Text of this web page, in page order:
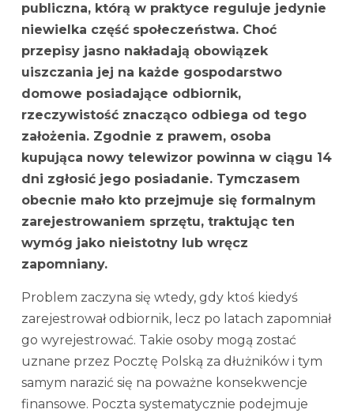
publiczna, którą w praktyce reguluje jedynie
niewielka część społeczeństwa. Choć
przepisy jasno nakładają obowiązek
uiszczania jej na każde gospodarstwo
domowe posiadające odbiornik,
rzeczywistość znacząco odbiega od tego
założenia. Zgodnie z prawem, osoba
kupująca nowy telewizor powinna w ciągu 14
dni zgłosić jego posiadanie. Tymczasem
obecnie mało kto przejmuje się formalnym
zarejestrowaniem sprzętu, traktując ten
wymóg jako nieistotny lub wręcz
zapomniany.
Problem zaczyna się wtedy, gdy ktoś kiedyś
zarejestrował odbiornik, lecz po latach zapomniał
go wyrejestrować. Takie osoby mogą zostać
uznane przez Pocztę Polską za dłużników i tym
samym narazić się na poważne konsekwencje
finansowe. Poczta systematycznie podejmuje